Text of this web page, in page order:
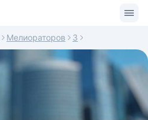
Мелиораторов 3